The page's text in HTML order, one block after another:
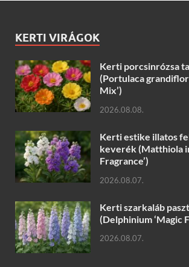
KERTI VIRÁGOK
Kerti porcsinrózsa
(Portulaca
Mix’)
2026.08.08.
Kerti estike illatos
keverék (Matthiola
Fragrance’)
2026.08.07.
Kerti szarkaláb
(Delphinium ‘Magic
2026.08.07.